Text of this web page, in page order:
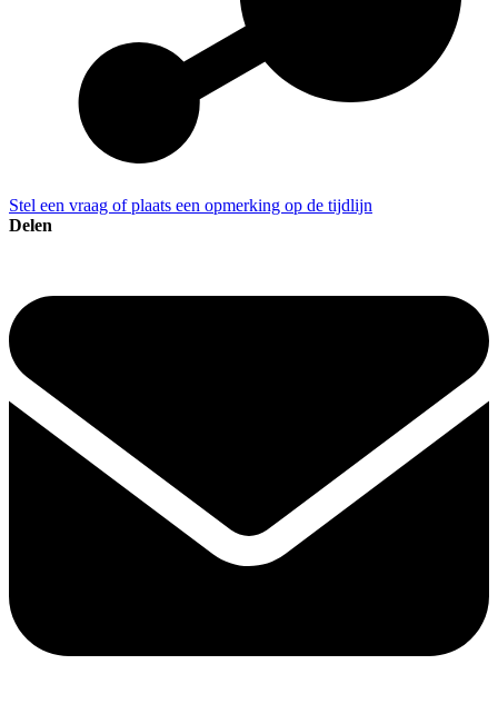
Stel een vraag of plaats een opmerking op de tijdlijn
Delen